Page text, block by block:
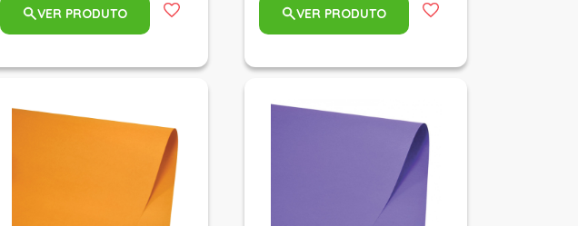
VER PRODUTO VER PRODUTO